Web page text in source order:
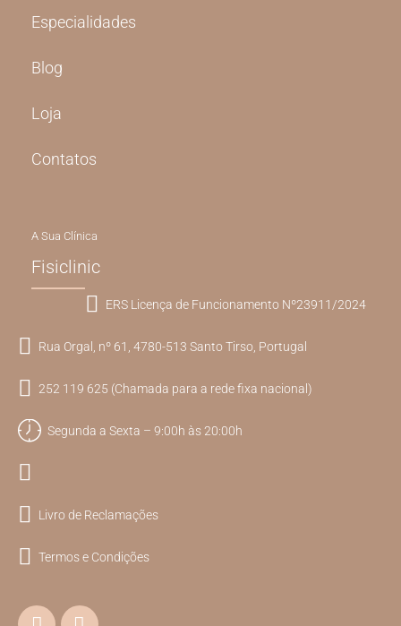
Especialidades
Blog
Loja
Contatos
A Sua Clínica
Fisiclinic
ERS Licença de Funcionamento Nº23911/2024
Rua Orgal, nº 61, 4780-513 Santo Tirso, Portugal
252 119 625 (Chamada para a rede fixa nacional)
Segunda a Sexta – 9:00h às 20:00h
Livro de Reclamações
Termos e Condições